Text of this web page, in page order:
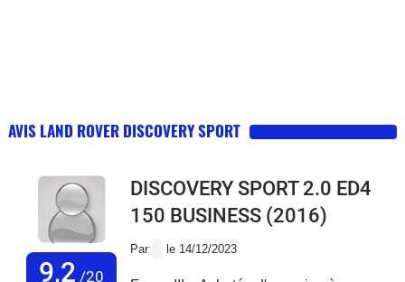
AVIS LAND ROVER DISCOVERY SPORT
9,2 /20
DISCOVERY SPORT 2.0 ED4
150 BUSINESS (2016)
Par le 14/12/2023